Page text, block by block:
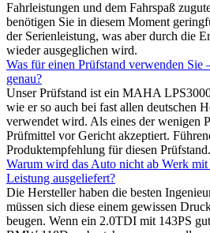
Fahrleistungen und dem Fahrspaß
benötigen Sie in diesem Moment
der Serienleistung, was aber durch die
wieder ausgeglichen wird.
Was für einen Prüfstand verwenden Sie
genau?
Unser Prüfstand ist ein MAHA
wie er so auch bei fast allen deutschen
verwendet wird. Als eines der wenigen
Prüfmittel vor Gericht akzeptiert.
Produktempfehlung für diesen Prüfstand.
Warum wird das Auto nicht ab Werk
Leistung ausgeliefert?
Die Hersteller haben die besten
müssen sich diese einem gewissen
beugen. Wenn ein 2.0TDI mit 143PS